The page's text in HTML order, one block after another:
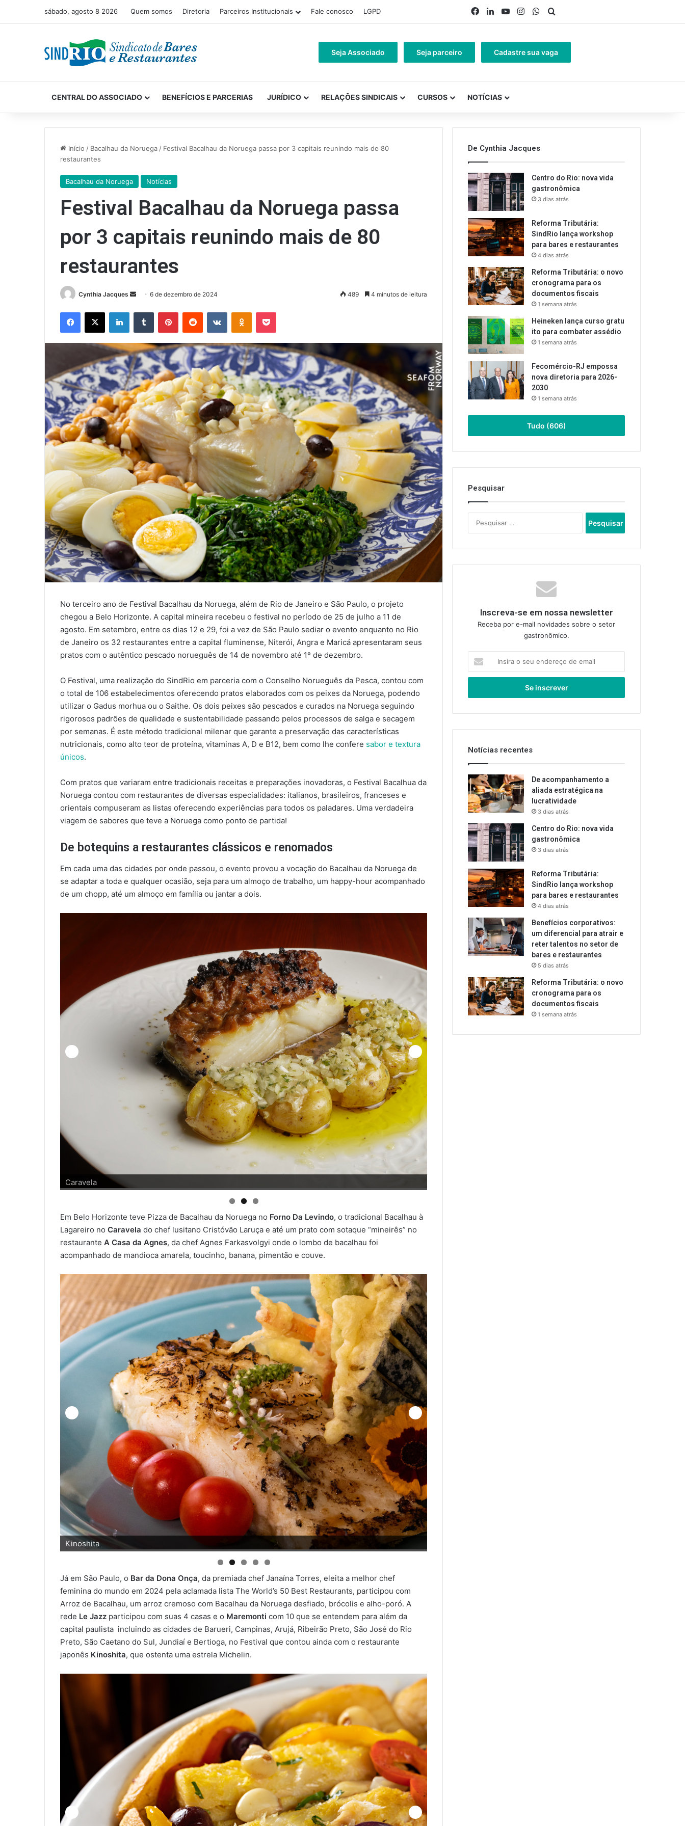
sábado, agosto 8 2026 Quem somos Diretoria Parceiros Institucionais Fale conosco LGPD Facebook
LinkedinYouTubeInstagramWhatsApp
Seja Associado Seja parceiro Cadastre sua vaga
CENTRAL DO ASSOCIADO BENEFÍCIOS E PARCERIAS JURÍDICO RELAÇÕES SINDICAIS CURSOS NOTÍCIAS
Início / Bacalhau da Noruega / Festival Bacalhau da Noruega passa por 3 capitais reunindo mais de 80
restaurantes
Bacalhau da Noruega Notícias
Festival Bacalhau da Noruega passa
por 3 capitais reunindo mais de 80
restaurantes
Cynthia Jacques
Mande6 de dezembro de 2024 489 4 minutos de leitura
Facebook
X LinkedinTumblr PinterestReddit VK OK Pocket
No terceiro ano de Festival Bacalhau da Noruega, além de Rio de Janeiro e São Paulo, o projeto
chegou a Belo Horizonte. A capital mineira recebeu o festival no período de 25 de julho a 11 de
agosto. Em setembro, entre os dias 12 e 29, foi a vez de São Paulo sediar o evento enquanto no Rio
de Janeiro os 32 restaurantes entre a capital fluminense, Niterói, Angra e Maricá apresentaram seus
pratos com o autêntico pescado norueguês de 14 de novembro até 1º de dezembro.
O Festival, uma realização do SindRio em parceria com o Conselho Norueguês da Pesca, contou com
o total de 106 estabelecimentos oferecendo pratos elaborados com os peixes da Noruega, podendo
utilizar o Gadus morhua ou o Saithe. Os dois peixes são pescados e curados na Noruega seguindo
rigorosos padrões de qualidade e sustentabilidade passando pelos processos de salga e secagem
por semanas. É este método tradicional milenar que garante a preservação das características
nutricionais, como alto teor de proteína, vitaminas A, D e B12, bem como lhe confere sabor e textura
únicos.
Com pratos que variaram entre tradicionais receitas e preparações inovadoras, o Festival Bacalhua da
Noruega contou com restaurantes de diversas especialidades: italianos, brasileiros, franceses e
orientais compuseram as listas oferecendo experiências para todos os paladares. Uma verdadeira
viagem de sabores que teve a Noruega como ponto de partida!
De botequins a restaurantes clássicos e renomados
Em cada uma das cidades por onde passou, o evento provou a vocação do Bacalhau da Noruega de
se adaptar a toda e qualquer ocasião, seja para um almoço de trabalho, um happy-hour acompanhado
de um chopp, até um almoço em família ou jantar a dois.
Forno da Levindo
Em Belo Horizonte teve Pizza de Bacalhau da Noruega no Forno Da Levindo, o tradicional Bacalhau à
Lagareiro no Caravela do chef lusitano Cristóvão Laruça e até um prato com sotaque “mineirês” no
restaurante A Casa da Agnes, da chef Agnes Farkasvolgyi onde o lombo de bacalhau foi
acompanhado de mandioca amarela, toucinho, banana, pimentão e couve.
La Jazz
Já em São Paulo, o Bar da Dona Onça, da premiada chef Janaína Torres, eleita a melhor chef
feminina do mundo em 2024 pela aclamada lista The World’s 50 Best Restaurants, participou com
Arroz de Bacalhau, um arroz cremoso com Bacalhau da Noruega desfiado, brócolis e alho-poró. A
rede Le Jazz participou com suas 4 casas e o Maremonti com 10 que se entendem para além da
capital paulista incluindo as cidades de Barueri, Campinas, Arujá, Ribeirão Preto, São José do Rio
Preto, São Caetano do Sul, Jundiaí e Bertioga, no Festival que contou ainda com o restaurante
japonês Kinoshita, que ostenta uma estrela Michelin.
De Cynthia Jacques
Centro do Rio: nova vida
gastronômica
3 dias atrás
Reforma Tributária:
SindRio lança workshop
para bares e restaurantes
4 dias atrás
Reforma Tributária: o novo
cronograma para os
documentos fiscais
1 semana atrás
Heineken lança curso gratu
ito para combater assédio
1 semana atrás
Fecomércio-RJ empossa
nova diretoria para 2026-
2030
1 semana atrás
Tudo (606)
Pesquisar
por:
Inscreva-se em nossa newsletter
Receba por e-mail novidades sobre o setor
gastronômico.
seu
de
Notícias recentes
De acompanhamento a
aliada estratégica na
lucratividade
3 dias atrás
Centro do Rio: nova vida
gastronômica
3 dias atrás
Reforma Tributária:
SindRio lança workshop
para bares e restaurantes
4 dias atrás
Benefícios corporativos:
um diferencial para atrair e
reter talentos no setor de
bares e restaurantes
5 dias atrás
Reforma Tributária: o novo
cronograma para os
documentos fiscais
1 semana atrás